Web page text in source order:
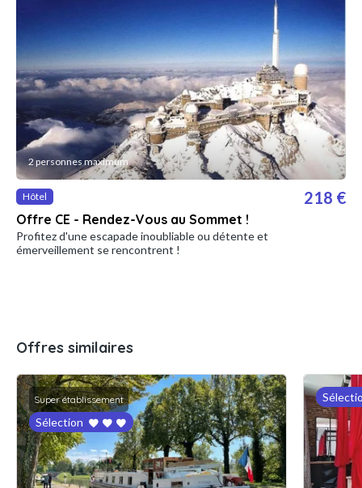
2 personnes maximum
Hôtel
Offre CE - Rendez-Vous au Sommet !
218 €
Profitez d'une escapade inoubliable ou détente et
émerveillement se rencontrent !
Offres similaires
Super établissement
Sélection